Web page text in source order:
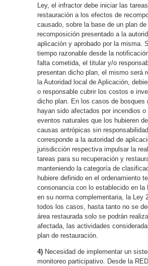
Ley, el infractor debe iniciar las
restauración a los efectos de
causado, sobre la base de un plan de
recomposición presentado a la
aplicación y aprobado por la misma.
tiempo razonable desde la
falta cometida, el titular y/o
presentan dicho plan, el mismo será
la Autoridad local de Aplicación,
o responsable cubrir los costos e
dicho plan. En los casos de bosques
hayan sido afectados por incendios o
eventos naturales que los hubieren
causas antrópicas sin
corresponde a la autoridad de
jurisdicción respectiva impulsar la
tareas para su recuperación y
manteniendo la categoría de
hubiere definido en el ordenamiento
consonancia con lo establecido en la
en su norma complementaria, la Ley
todos los casos, hasta tanto no se
área restaurada solo se podrán
afectada, las actividades
plan de restauración.
4) Necesidad de implementar un
monitoreo participativo. Desde la